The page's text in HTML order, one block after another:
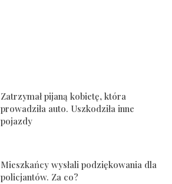
Zatrzymał pijaną kobietę, która
prowadziła auto. Uszkodziła inne
pojazdy
Mieszkańcy wysłali podziękowania dla
policjantów. Za co?